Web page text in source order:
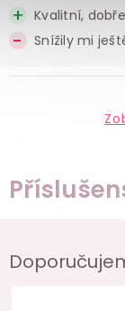
Kvalitní,
Snížily mi